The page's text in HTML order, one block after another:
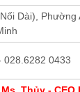
Dài), Phường
028.6282 0433